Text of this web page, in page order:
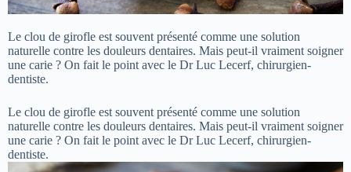
Le clou de girofle est souvent présenté comme une solution
naturelle contre les douleurs dentaires. Mais peut-il vraiment soigner
une carie ? On fait le point avec le Dr Luc Lecerf, chirurgien-
dentiste.
Le clou de girofle est souvent présenté comme une solution
naturelle contre les douleurs dentaires. Mais peut-il vraiment soigner
une carie ? On fait le point avec le Dr Luc Lecerf, chirurgien-
dentiste.